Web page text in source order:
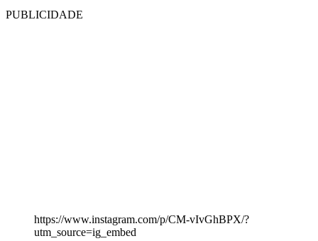
PUBLICIDADE
https://www.instagram.com/p/CM-vIvGhBPX/?
utm_source=ig_embed